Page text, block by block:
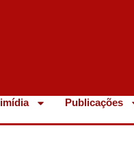
Publicações